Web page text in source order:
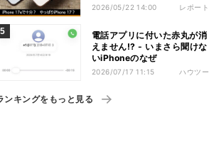
2026/05/22 14:00 レポート
電話アプリに付いた赤丸が消
えません!? - いまさら聞けな
いiPhoneのなぜ
2026/07/17 11:15 ハウツー
ンキングをもっと見る